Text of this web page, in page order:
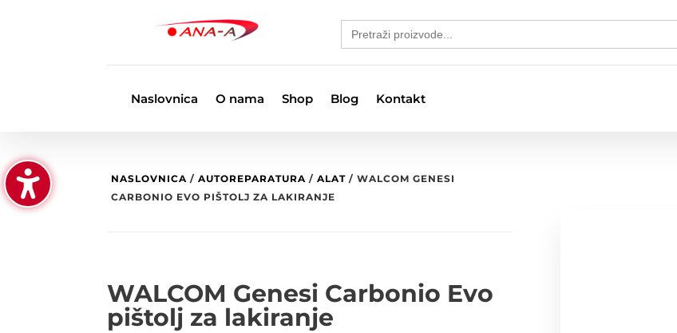
Search
for:
Naslovnica O nama Shop Blog Kontakt
NASLOVNICA /AUTOREPARATURA /ALAT / WALCOM GENESI
CARBONIO EVO PIŠTOLJ ZA LAKIRANJE
WALCOM Genesi Carbonio Evo
pištolj za lakiranje